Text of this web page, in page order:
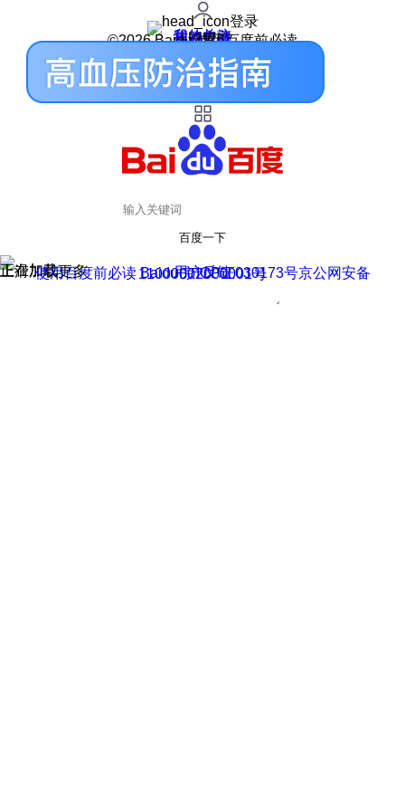
登录
我的关注
我的收藏
皮肤中心
用户反馈
设置
©2026 Baidu 使用百度前必读
百度一下
正在加载
上滑加载更多 用户反馈
使用百度前必读 Baidu 京ICP证030173号
京公网安备11000002000001号